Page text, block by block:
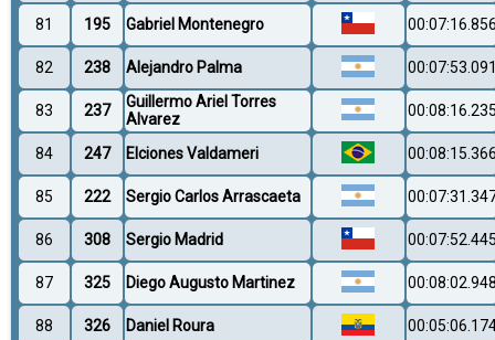
81 195 Gabriel Montenegro
82 238 Alejandro Palma
83 237
Guillermo Ariel Torres
Alvarez
84 247 Elciones Valdameri
85 222 Sergio Carlos Arrascaeta
86 308 Sergio Madrid
87 325 Diego Augusto Martinez
88 326 Daniel Roura